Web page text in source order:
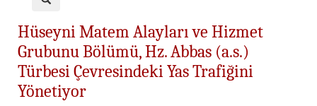
Hüseyni Matem Alayları ve Hizmet
Grubunu Bölümü, Hz. Abbas (a.s.)
Türbesi Çevresindeki Yas Trafiğini
Yönetiyor